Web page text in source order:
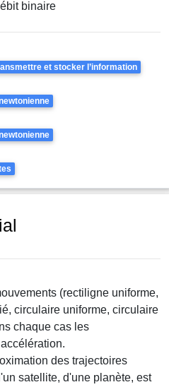
binaire
et stocker l’information
(rectiligne uniforme,
circulaire uniforme, circulaire
chaque cas les
des trajectoires
satellite, d'une planète, est